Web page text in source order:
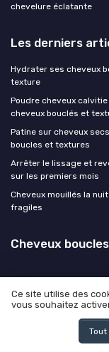
chevelure éclatante
Les derniers
Hydrater ses cheveux
texture
Poudre cheveux
cheveux bouclés et
Patine sur cheveux
boucles et textures
Arrêter le lissage et
sur les premiers mois
Cheveux mouillés la
fragiles
Cheveux boucles
Ce site utilise des
vous souhaitez